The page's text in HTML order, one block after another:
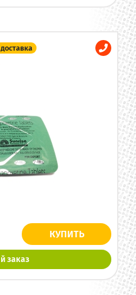
КУПИТЬ
заказ